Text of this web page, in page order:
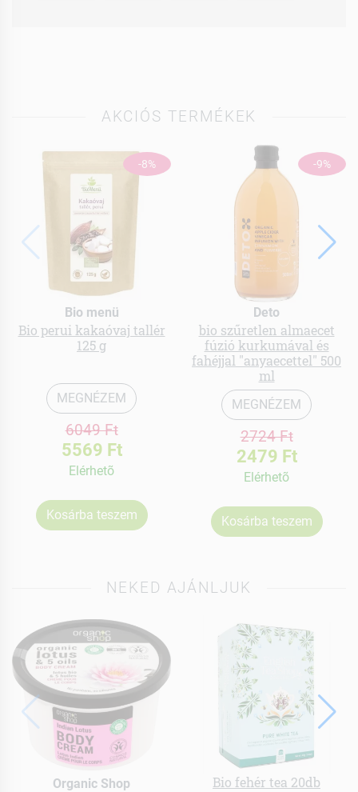
AKCIÓS TERMÉKEK
-8%
Bio menü
Bio perui kakaóvaj tallér
125 g
MEGNÉZEM
6049 Ft
5569 Ft
Elérhetõ
Kosárba teszem
-9%
Deto
bio szűretlen almaecet
fúzió kurkumával és
fahéjjal "anyaecettel" 500
ml
MEGNÉZEM
2724 Ft
2479 Ft
Elérhetõ
Kosárba teszem
NEKED AJÁNLJUK
Organic Shop Bio fehér tea 20db